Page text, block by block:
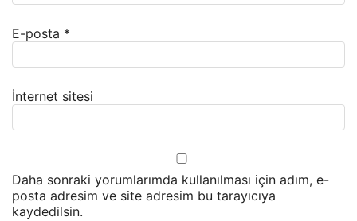
E-posta *
İnternet sitesi
Daha sonraki yorumlarımda kullanılması için adım, e-
posta adresim ve site adresim bu tarayıcıya
kaydedilsin.